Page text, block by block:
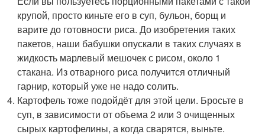
крупой, просто киньте его в суп, бульон, борщ и
варите до готовности риса. До изобретения таких
пакетов, наши бабушки опускали в таких случаях в
жидкость марлевый мешочек с рисом, около 1
стакана. Из отварного риса получится отличный
гарнир, который уже не надо солить.
Картофель тоже подойдёт для этой цели. Бросьте в
суп, в зависимости от объема 2 или 3 очищенных
сырых картофелины, а когда сварятся, выньте.